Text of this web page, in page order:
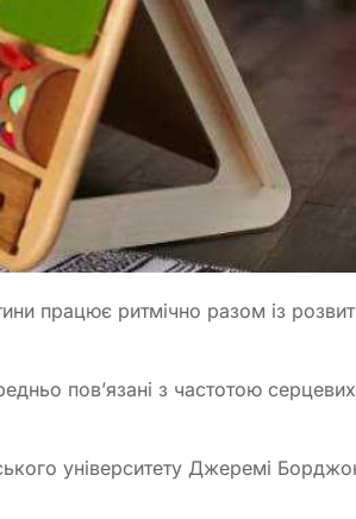
працює ритмічно разом із
пов’язані з частотою серцевих
університету Джеремі